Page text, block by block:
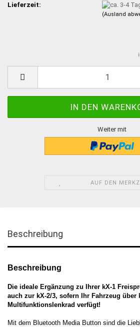
Lieferzeit:
(Ausland
Weiter mit
AUF DEN
Beschreibung
Beschreibung
Die ideale Ergänzung zu Ihrer kX-1
auch zur kX-2/3, sofern Ihr Fahrzeug über
Multifunktionslenkrad verfügt!
Mit dem Bluetooth Media Button sind die